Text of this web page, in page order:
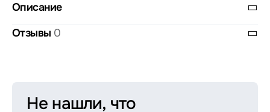
Описание
Отзывы 0
Не нашли, что